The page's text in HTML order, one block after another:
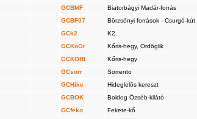
GCBMF Biatorbágyi Madár-forrás
GCBF07 Börzsönyi források - Csurgó-kút
GCk2 K2
GCKoOr Kőris-hegy, Ördöglik
GCKORI Kőris-hegy
GCsorr Sorrento
GCHike Hideglelős kereszt
GCBOK Boldog Özséb-kilátó
GCfeko Fekete-kő